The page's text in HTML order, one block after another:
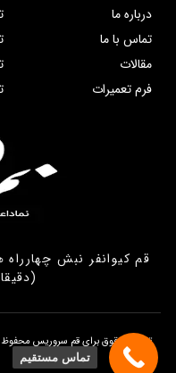
درباره ما
تماس با ما
مقالات
فرم تعمیرات
قم کیوانفر نبش
تمامی حقوق برای قم سروریس
تماس مستقیم